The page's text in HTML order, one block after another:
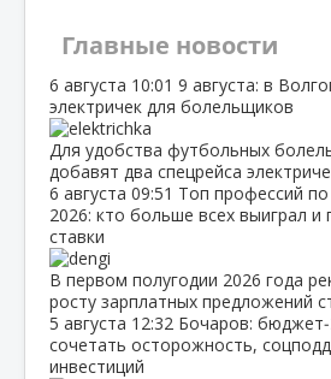
Главные новости
6 августа 10:01 9 августа: в
электричек для болельщиков
Для удобства футбольных
добавят два спецрейса
6 августа 09:51 Топ профессий
2026: кто больше всех выиграл и
ставки
В первом полугодии 2026 года
росту зарплатных предложений
5 августа 12:32 Бочаров:
сочетать осторожность,
инвестиций